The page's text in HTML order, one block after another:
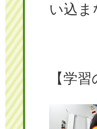
い込
【学